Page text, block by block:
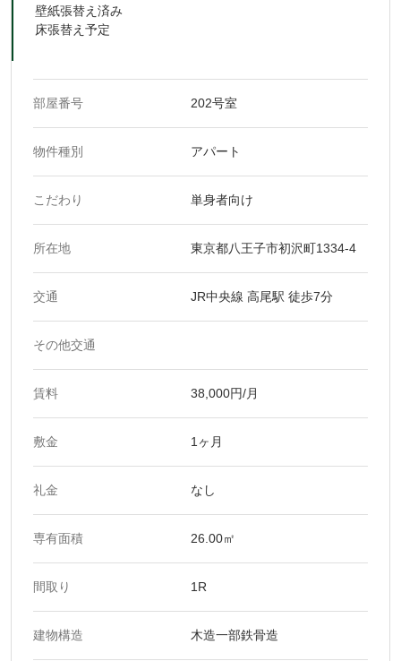
壁紙張替え済み
床張替え予定
部屋番号 202号室
物件種別 アパート
こだわり 単身者向け
所在地 東京都八王子市初沢町1334-4
交通 JR中央線 高尾駅 徒歩7分
その他交通
賃料 38,000円/月
敷金 1ヶ月
礼金 なし
専有面積 26.00㎡
間取り 1R
建物構造 木造一部鉄骨造